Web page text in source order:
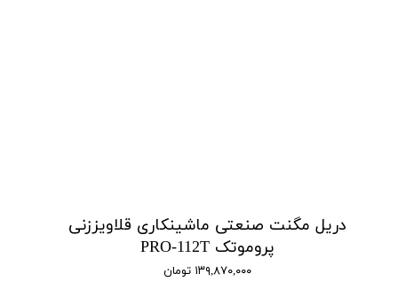
دریل مگنت صنعتی ماشینکاری قلاویززنی
پروموتک PRO-112T
۱۳۹,۸۷۰,۰۰۰ تومان